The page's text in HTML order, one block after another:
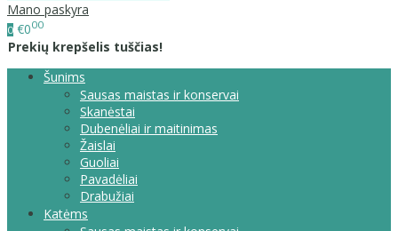
Mano paskyra
0 €000
Prekių krepšelis tuščias!
Šunims
Sausas maistas ir konservai
Skanėstai
Dubenėliai ir maitinimas
Žaislai
Guoliai
Pavadėliai
Drabužiai
Katėms